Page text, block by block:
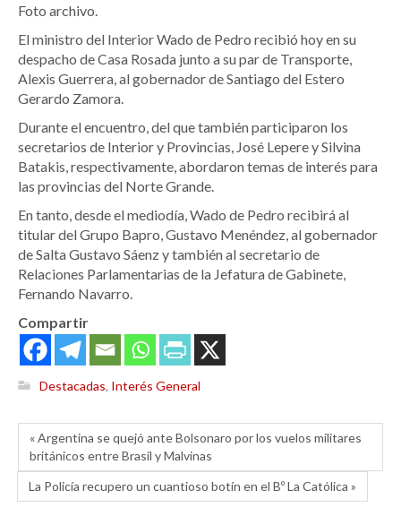
Foto archivo.
El ministro del Interior Wado de Pedro recibió hoy en su
despacho de Casa Rosada junto a su par de Transporte,
Alexis Guerrera, al gobernador de Santiago del Estero
Gerardo Zamora.
Durante el encuentro, del que también participaron los
secretarios de Interior y Provincias, José Lepere y Silvina
Batakis, respectivamente, abordaron temas de interés para
las provincias del Norte Grande.
En tanto, desde el mediodía, Wado de Pedro recibirá al
titular del Grupo Bapro, Gustavo Menéndez, al gobernador
de Salta Gustavo Sáenz y también al secretario de
Relaciones Parlamentarias de la Jefatura de Gabinete,
Fernando Navarro.
Compartir
Destacadas, Interés General
« Argentina se quejó ante Bolsonaro por los vuelos militares
británicos entre Brasil y Malvinas
La Policía recupero un cuantioso botín en el Bº La Católica »